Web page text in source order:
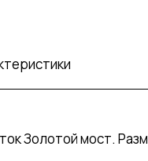
Золотой мост.